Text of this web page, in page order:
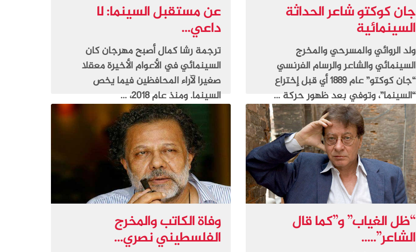
جان كوكتو شاعر الحداثة
السينمائية
ولد الروائي والمسرحي والمخرج
السينمائي والشاعر والرسام الفرنسي
“جان كوكتو” عام 1889 أي قبل إختراع
“السينما”، وتوفي بعد ظهور حركة …
عن مستقبل السينما: لا
داعي...
ترجمة رشا كمال أصبح مهرجان كان
السينمائي في الأعوام الأخيرة معقلا
صغيرا لآراء المحافظين فيما يخص
السينما. ومنذ عام 2018، …
“ظل الغياب” و”كما قال
الشاعر”.....
وفاة الكاتب والمخرج
الفلسطيني نصري...